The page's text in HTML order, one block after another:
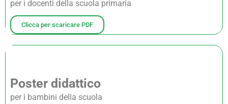
per i docenti della scuola primaria
Clicca per scaricare PDF
Poster didattico
per i bambini della scuola